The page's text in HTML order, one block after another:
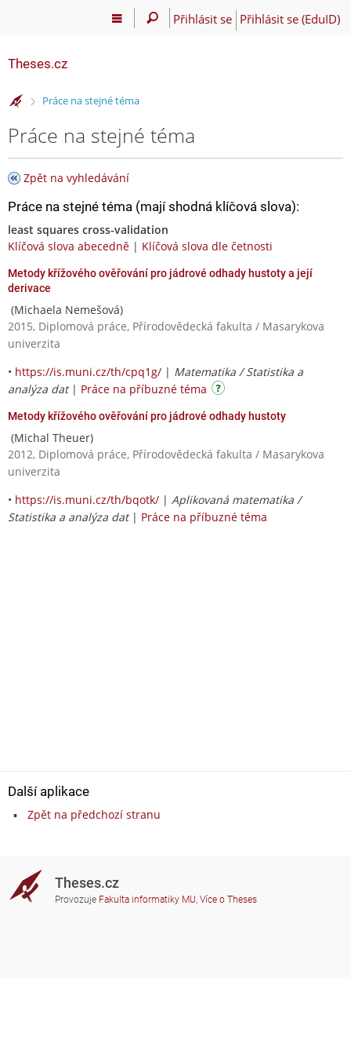
Přihlásit se Přihlásit se (EduID)
Theses.cz
>Práce na stejné téma
Práce na stejné téma
Zpět na vyhledávání
Práce na stejné téma (mají shodná klíčová slova):
least squares cross-validation
Klíčová slova abecedně | Klíčová slova dle četnosti
Metody křížového ověřování pro jádrové odhady hustoty a její
derivace
(Michaela Nemešová)
2015, Diplomová práce, Přírodovědecká fakulta / Masarykova
univerzita
• https://is.muni.cz/th/cpq1g/ | Matematika / Statistika a
analýza dat| Práce na příbuzné téma
Metody křížového ověřování pro jádrové odhady hustoty
(Michal Theuer)
2012, Diplomová práce, Přírodovědecká fakulta / Masarykova
univerzita
• https://is.muni.cz/th/bqotk/ | Aplikovaná matematika /
Statistika a analýza dat| Práce na příbuzné téma
Další aplikace
Zpět na předchozí stranu
Theses.cz
Provozuje Fakulta informatiky MU, Více o Theses